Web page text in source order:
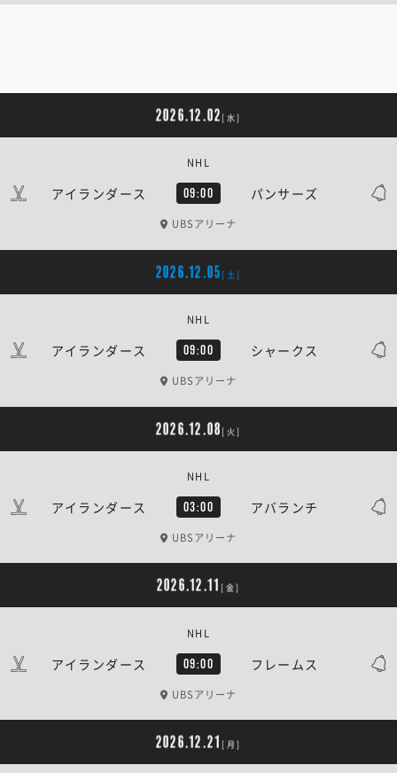
2026.12.02 [水]
アイランダース 09:00 パンサーズ
NHL
UBSアリーナ
2026.12.05 [土]
アイランダース 09:00 シャークス
NHL
UBSアリーナ
2026.12.08 [火]
アイランダース 03:00 アバランチ
NHL
UBSアリーナ
2026.12.11 [金]
アイランダース 09:00 フレームス
NHL
UBSアリーナ
2026.12.21 [月]